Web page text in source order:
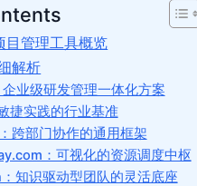
目管理工具概览
解析
企业级研发管理一体化方案
捷实践的行业基准
跨部门协作的通用框架
：可视化的资源调度中枢
知识驱动型团队的灵活底座